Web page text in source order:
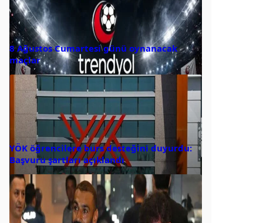
8 Ağustos Cumartesi günü oynanacak
maçlar
YÖK öğrencilere burs desteğini duyurdu:
Başvuru şartları açıklandı